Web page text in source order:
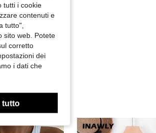
tutti i cookie
contenuti e
tutto",
sito web. Potete
corretto
dei
i dati che
tutto